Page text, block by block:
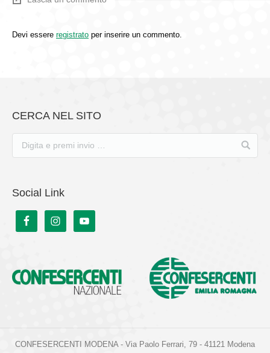
Devi essere registrato per inserire un commento.
CERCA NEL SITO
Social Link
CONFESERCENTI MODENA - Via Paolo Ferrari, 79 - 41121 Modena